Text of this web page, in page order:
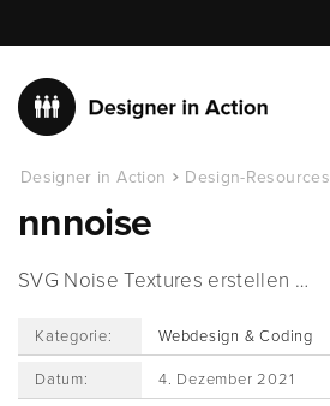
Designer in Action Design-Resources
nnnoise
SVG Noise Textures erstellen …
Kategorie: Webdesign & Coding
Datum: 4. Dezember 2021